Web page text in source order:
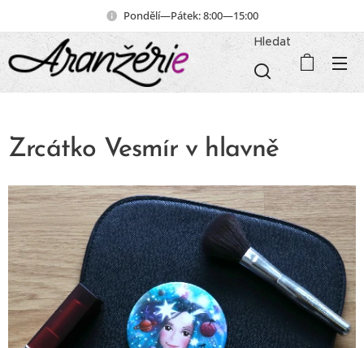
Pondělí—Pátek: 8:00—15:00
Hledat
Zrcátko Vesmír v hlavně